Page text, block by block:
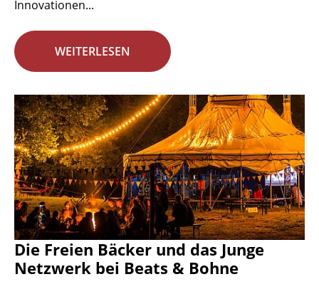
Innovationen...
WEITERLESEN
Die Freien Bäcker und das Junge
Netzwerk bei Beats & Bohne